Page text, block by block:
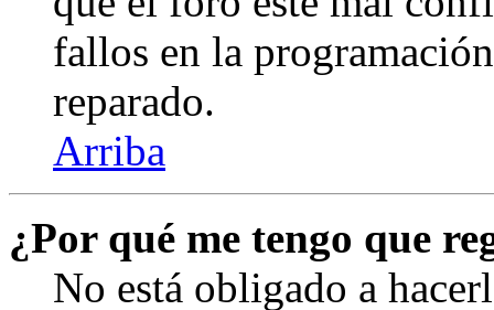
fallos en la
reparado.
Arriba
¿Por qué me tengo que
No está obligado a